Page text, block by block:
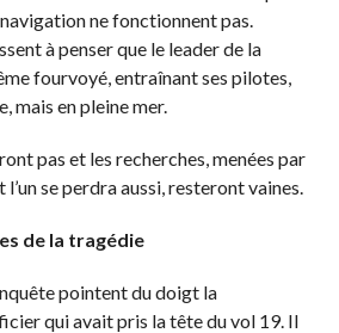
ne fonctionnent pas.
à penser que le leader de la
fourvoyé, entraînant ses pilotes,
mais en pleine mer.
pas et les recherches, menées par
se perdra aussi, resteront vaines.
de la tragédie
pointent du doigt la
qui avait pris la tête du vol 19. Il